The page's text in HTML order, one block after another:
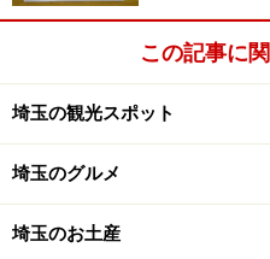
てしまいそうです。
落ち着いた雰囲気にデザイン
この記事に
埼玉の観光スポット
埼玉のグルメ
埼玉のお土産